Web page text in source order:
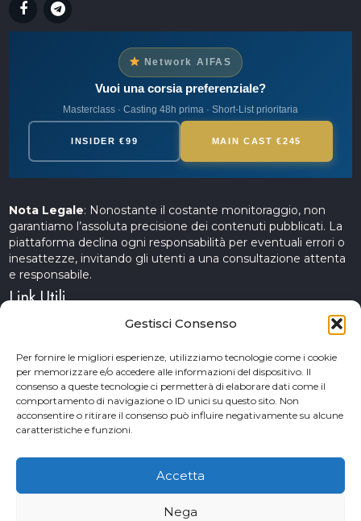
Gestisci Consenso
Per fornire le migliori esperienze, utilizziamo tecnologie come i cookie
per memorizzare e/o accedere alle informazioni del dispositivo. Il
consenso a queste tecnologie ci permetterà di elaborare dati come il
comportamento di navigazione o ID unici su questo sito. Non
acconsentire o ritirare il consenso può influire negativamente su alcune
caratteristiche e funzioni.
Accetta
Nega
Network AIFAS
Vuoi una corsia preferenziale?
Masterclass · Casting 48h prima · Short-List prioritaria
INSIDER €99 MAIN CAST €245
Nota Legale: Nonostante il costante monitoraggio, non
garantiamo l’assoluta precisione dei contenuti pubblicati. La
piattaforma declina ogni responsabilità per eventuali errori o
inesattezze, invitando gli utenti a una consultazione attenta
e responsabile.
Link Utili
Servizi Cinematografici
CercAttori
Accademia Arte e Spettacolo